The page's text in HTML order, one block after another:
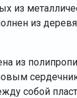
из
из
из
собой